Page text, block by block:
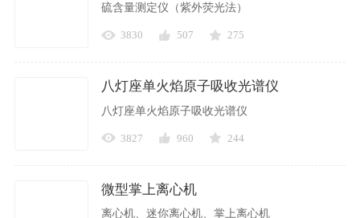
硫含量测定仪（紫外荧光法）
3830 507 275
八灯座单火焰原子吸收光谱仪
八灯座单火焰原子吸收光谱仪
3827 960 244
微型掌上离心机
离心机、迷你离心机、掌上离心机